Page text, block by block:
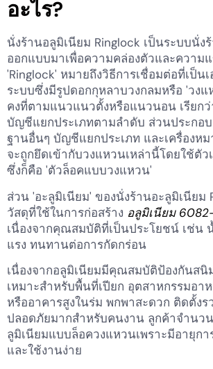
อะไร?
นั่งร้านอลูมิเนียม Ringlock เป็นระบบนั่ง
ออกแบบมาเพื่อความคล่องตัวและความ
'Ringlock' หมายถึงวิธีการเชื่อมต่อที่เป็น
ระบบซึ่งมีรูปดอกกุหลาบวงกลมหรือ 'วงแ
คงที่ตามแนวแนวตั้งหรือแนวนอน เรียก
บัญชีแยกประเภทตามลำดับ ส่วนประกอ
ฐานอื่นๆ บัญชีแยกประเภท และเครื่องห
จะถูกยึดเข้ากับวงแหวนเหล่านี้โดยใช้ตั
ซึ่งก็คือ 'ตัวล็อคแบบวงแหวน'
ส่วน 'อะลูมิเนียม' ของนั่งร้านอะลูมิเนียม
วัสดุที่ใช้ในการก่อสร้าง อลูมิเนียม
เนื่องจากคุณสมบัติที่เป็นประโยชน์ เช่น
แรง ทนทานต่อการกัดกร่อน
เนื่องจากอลูมิเนียมมีคุณสมบัติป้องกันสนิ
เหมาะสำหรับพื้นที่เปียก อุตสาหกรรมอาห
หรืออาคารสูงในร่ม พกพาสะดวก ติดตั้งร
ปลอดภัยมากสำหรับคนงาน ลูกค้าจำนว
ลูมิเนียมแบบล็อควงแหวนเพราะมีอายุก
และใช้งานง่าย